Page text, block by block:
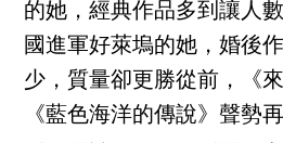
的她，經典作品多到讓人
國進軍好萊塢的她，婚後
少，質量卻更勝從前，《
《藍色海洋的傳說》聲勢